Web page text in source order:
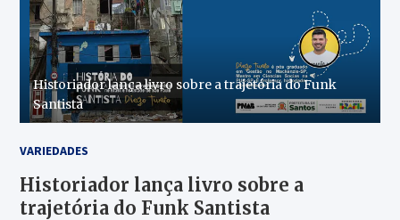
Historiador lança livro sobre a trajetória do Funk
Santista
VARIEDADES
Historiador lança livro sobre a
trajetória do Funk Santista